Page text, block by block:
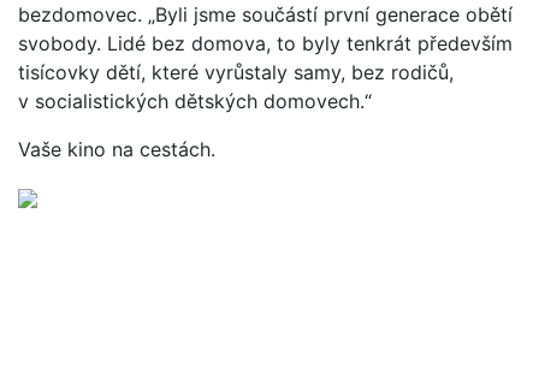
bezdomovec. „Byli jsme součástí první generace obětí
svobody. Lidé bez domova, to byly tenkrát především
tisícovky dětí, které vyrůstaly samy, bez rodičů,
v socialistických dětských domovech.“
Vaše kino na cestách.